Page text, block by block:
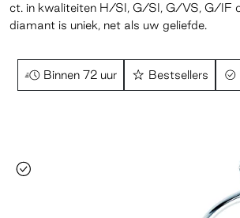
ct. in kwaliteiten H/SI, G/SI, G/VS, G/IF
diamant is uniek, net als uw geliefde.
Binnen 72 uur Bestsellers